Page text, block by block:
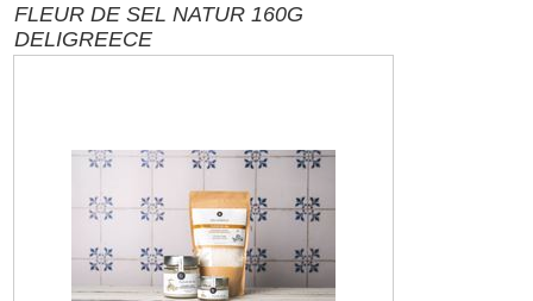
FLEUR DE SEL NATUR 160G
DELIGREECE